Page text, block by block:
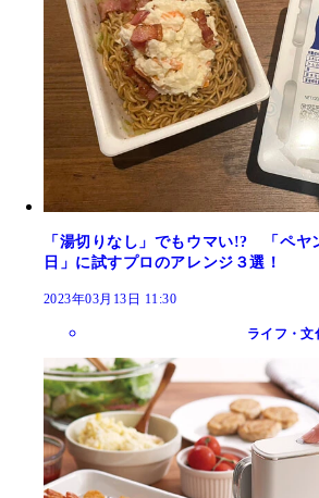
「湯切りなし」でもウマい!? 「ペヤ
日」に試すプロのアレンジ３選！
2023年03月13日 11:30
ライフ・文